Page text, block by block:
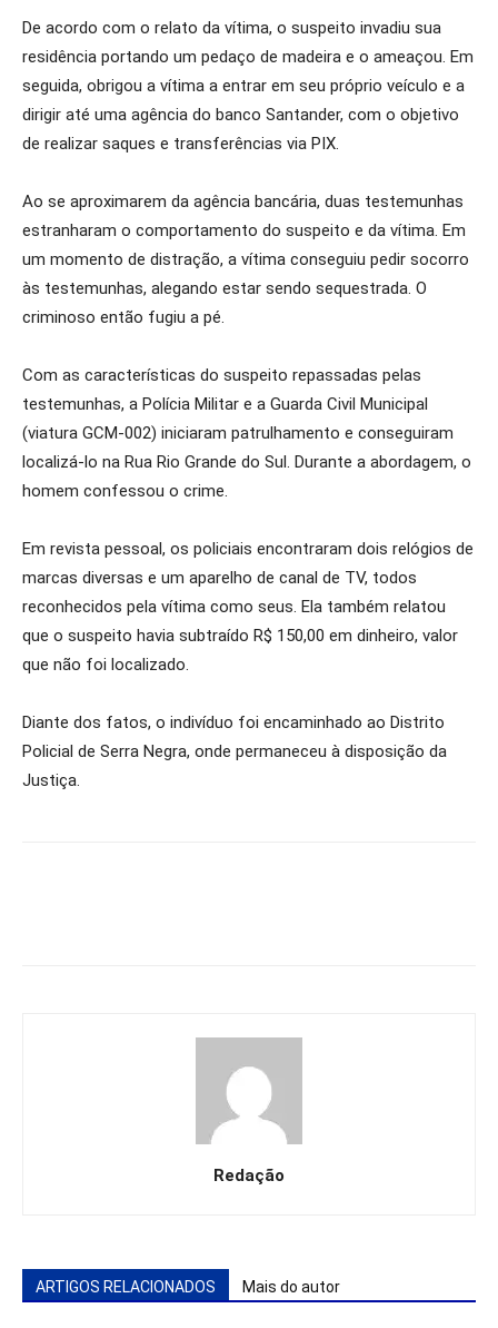
De acordo com o relato da vítima, o suspeito invadiu sua
residência portando um pedaço de madeira e o ameaçou. Em
seguida, obrigou a vítima a entrar em seu próprio veículo e a
dirigir até uma agência do banco Santander, com o objetivo
de realizar saques e transferências via PIX.
Ao se aproximarem da agência bancária, duas testemunhas
estranharam o comportamento do suspeito e da vítima. Em
um momento de distração, a vítima conseguiu pedir socorro
às testemunhas, alegando estar sendo sequestrada. O
criminoso então fugiu a pé.
Com as características do suspeito repassadas pelas
testemunhas, a Polícia Militar e a Guarda Civil Municipal
(viatura GCM-002) iniciaram patrulhamento e conseguiram
localizá-lo na Rua Rio Grande do Sul. Durante a abordagem, o
homem confessou o crime.
Em revista pessoal, os policiais encontraram dois relógios de
marcas diversas e um aparelho de canal de TV, todos
reconhecidos pela vítima como seus. Ela também relatou
que o suspeito havia subtraído R$ 150,00 em dinheiro, valor
que não foi localizado.
Diante dos fatos, o indivíduo foi encaminhado ao Distrito
Policial de Serra Negra, onde permaneceu à disposição da
Justiça.
Redação
ARTIGOS RELACIONADOS Mais do autor